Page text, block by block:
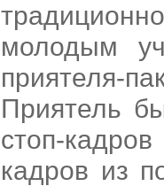
молодым
приятеля-
Приятель
стоп-
кадров из